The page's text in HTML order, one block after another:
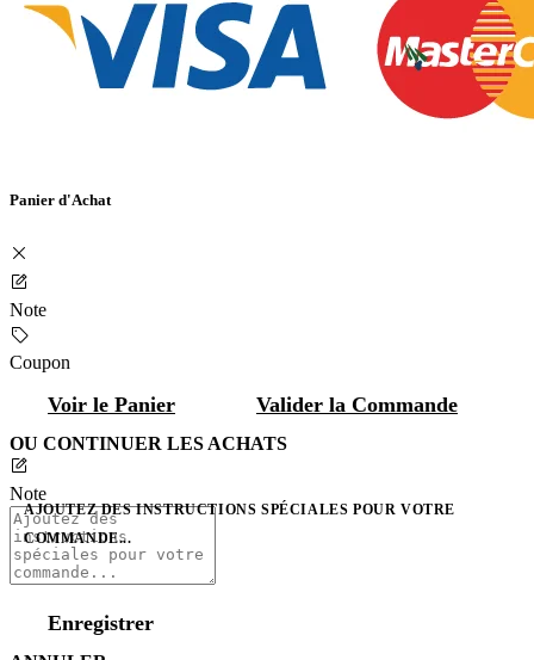
Panier d'Achat
Note
Coupon
Voir le Panier Valider la Commande
OU CONTINUER LES ACHATS
Note
AJOUTEZ DES INSTRUCTIONS SPÉCIALES POUR VOTRE
COMMANDE...
Enregistrer